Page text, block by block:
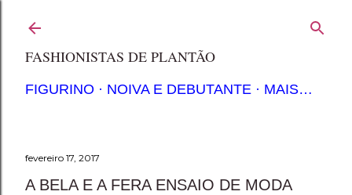
FASHIONISTAS DE PLANTÃO
FIGURINO NOIVA E DEBUTANTE MAIS…
fevereiro 17, 2017
A BELA E A FERA ENSAIO DE MODA